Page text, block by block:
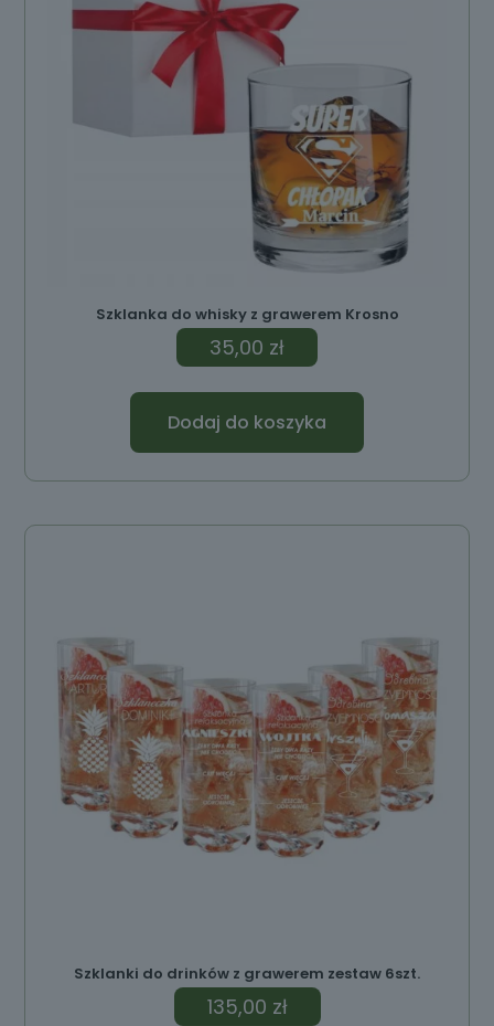
Szklanka do whisky z grawerem Krosno
35,00 zł
Dodaj do koszyka
Szklanki do drinków z grawerem zestaw 6szt.
135,00 zł